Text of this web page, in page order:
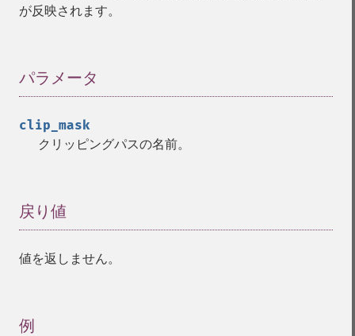
が反映されます。
パラメータ
clip_mask
クリッピングパスの名前。
戻り値
値を返しません。
例